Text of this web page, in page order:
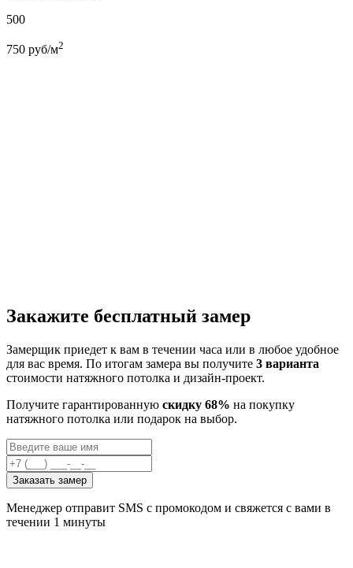
500
750 руб/м2
Закажите бесплатный замер
Замерщик приедет к вам в течении часа или в любое удобное
для вас время. По итогам замера вы получите 3 варианта
стоимости натяжного потолка и дизайн-проект.
Получите гарантированную скидку 68% на покупку
натяжного потолка или подарок на выбор.
Заказать замер
Менеджер отправит SMS с промокодом и свяжется с вами в
течении 1 минуты